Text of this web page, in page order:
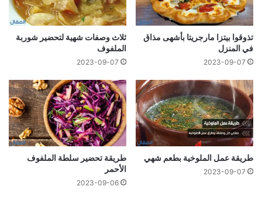
تذوقوا بيتزا مارجريتا بأشهى مذاق
في المنزل
2023-09-07
ثلاث وصفات شهية لتحضير شوربة
الملفوف
2023-09-07
طريقة عمل الملوخية بطعم شهي
2023-09-07
طريقة تحضير سلطة الملفوف
الأحمر
2023-09-06